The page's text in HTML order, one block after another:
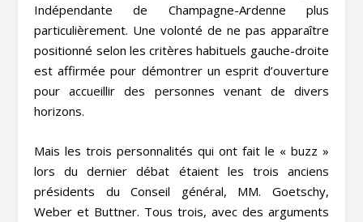
Indépendante de Champagne-Ardenne plus
particulièrement. Une volonté de ne pas apparaître
positionné selon les critères habituels gauche-droite
est affirmée pour démontrer un esprit d’ouverture
pour accueillir des personnes venant de divers
horizons.
Mais les trois personnalités qui ont fait le « buzz »
lors du dernier débat étaient les trois anciens
présidents du Conseil général, MM. Goetschy,
Weber et Buttner. Tous trois, avec des arguments